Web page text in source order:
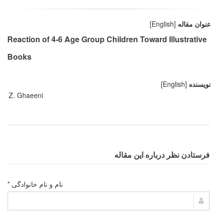
عنوان مقاله [English]
Reaction of 4-6 Age Group Children Toward Illustrative
Books
نویسنده [English]
Z. Ghaeeni
فرستادن نظر درباره این مقاله
نام و نام خانوادگی *